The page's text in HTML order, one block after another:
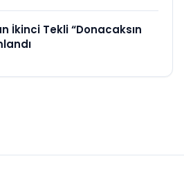
İkinci Tekli “Donacaksın